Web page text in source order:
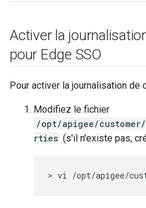
Activer la
pour Edge SSO
Pour activer la journalisation de
Modifiez le fichier
/opt/apigee/
rties (s'il n'existe pas,
> vi /opt/apigee/